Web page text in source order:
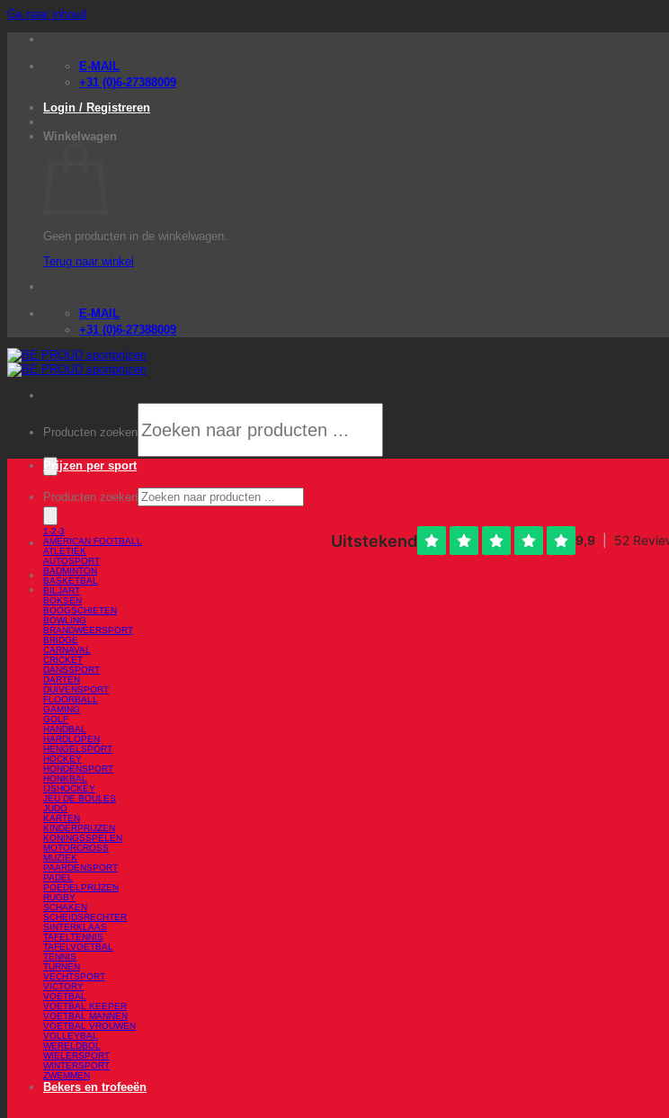
Ga naar inhoud
E-MAIL
+31 (0)6-27388009
Login / Registreren
Winkelwagen
Geen producten in de winkelwagen.
Terug naar winkel
E-MAIL
+31 (0)6-27388009
Producten zoeken
Producten zoeken
Prijzen per sport
1-2-3
AMERICAN FOOTBALL
ATLETIEK
AUTOSPORT
BADMINTON
BASKETBAL
BILJART
BOKSEN
BOOGSCHIETEN
BOWLING
BRANDWEERSPORT
BRIDGE
CARNAVAL
CRICKET
DANSSPORT
DARTEN
DUIVENSPORT
FLOORBALL
GAMING
GOLF
HANDBAL
HARDLOPEN
HENGELSPORT
HOCKEY
HONDENSPORT
HONKBAL
IJSHOCKEY
JEU DE BOULES
JUDO
KARTEN
KINDERPRIJZEN
KONINGSSPELEN
MOTORCROSS
MUZIEK
PAARDENSPORT
PADEL
POEDELPRIJZEN
RUGBY
SCHAKEN
SCHEIDSRECHTER
SINTERKLAAS
TAFELTENNIS
TAFELVOETBAL
TENNIS
TURNEN
VECHTSPORT
VICTORY
VOETBAL
VOETBAL KEEPER
VOETBAL MANNEN
VOETBAL VROUWEN
VOLLEYBAL
WERELDBOL
WIELERSPORT
WINTERSPORT
ZWEMMEN
Bekers en trofeeën